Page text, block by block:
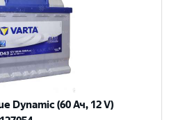
Dynamic (60 Ач, 12 V)